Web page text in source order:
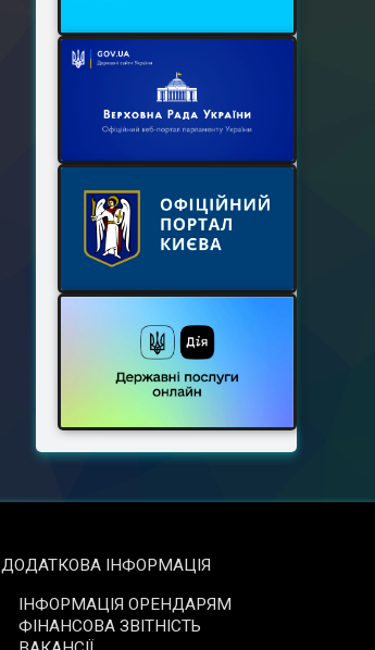
ДОДАТКОВА ІНФОРМАЦІЯ
ІНФОРМАЦІЯ ОРЕНДАРЯМ
ФІНАНСОВА ЗВІТНІСТЬ